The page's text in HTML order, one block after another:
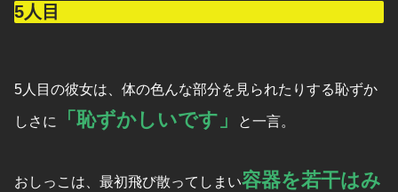
5人目
5人目の彼女は、体の色んな部分を見られたりする恥ずか
しさに 「恥ずかしいです」 と一言。
おしっこは、最初飛び散ってしまい容器を若干はみ